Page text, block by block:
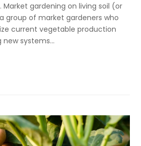
Market gardening on living soil (or
group of market gardeners who
current vegetable production
systems…